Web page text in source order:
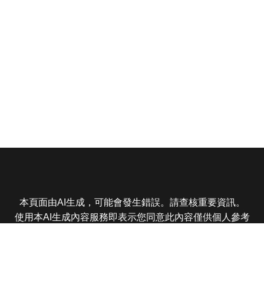
本頁面由AI生成，可能會發生錯誤。請查核重要資訊。
使用本AI生成內容服務即表示您同意此內容僅供個人參考